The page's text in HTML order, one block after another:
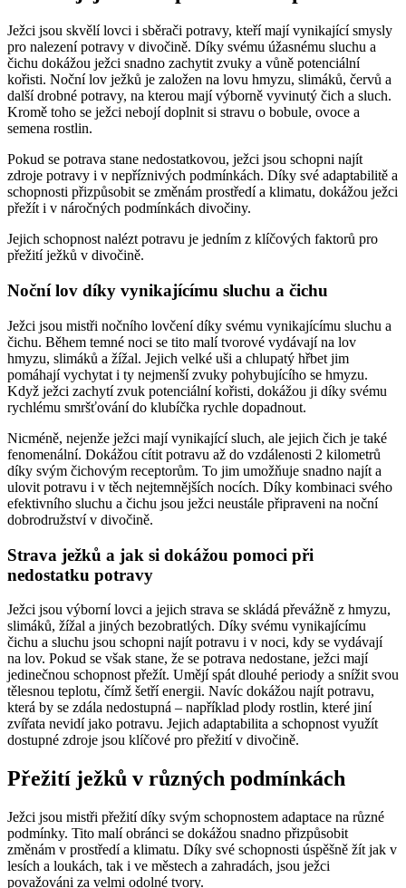
Ježci jsou skvělí lovci i sběrači potravy, kteří mají vynikající smysly
pro nalezení potravy v divočině. Díky svému úžasnému sluchu a
čichu dokážou ježci snadno zachytit zvuky a vůně potenciální
kořisti. Noční lov ježků je založen na lovu hmyzu, slimáků, červů a
další drobné potravy, na kterou mají výborně vyvinutý čich a sluch.
Kromě toho se ježci nebojí doplnit si stravu o bobule, ovoce a
semena rostlin.
Pokud se potrava stane nedostatkovou, ježci jsou schopni najít
zdroje potravy i v nepříznivých podmínkách. Díky své adaptabilitě a
schopnosti přizpůsobit se změnám prostředí a klimatu, dokážou ježci
přežít i v náročných podmínkách divočiny.
Jejich schopnost nalézt potravu je jedním z klíčových faktorů pro
přežití ježků v divočině.
Noční lov díky vynikajícímu sluchu a čichu
Ježci jsou mistři nočního lovčení díky svému vynikajícímu sluchu a
čichu. Během temné noci se tito malí tvorové vydávají na lov
hmyzu, slimáků a žížal. Jejich velké uši a chlupatý hřbet jim
pomáhají vychytat i ty nejmenší zvuky pohybujícího se hmyzu.
Když ježci zachytí zvuk potenciální kořisti, dokážou ji díky svému
rychlému smršťování do klubíčka rychle dopadnout.
Nicméně, nejenže ježci mají vynikající sluch, ale jejich čich je také
fenomenální. Dokážou cítit potravu až do vzdálenosti 2 kilometrů
díky svým čichovým receptorům. To jim umožňuje snadno najít a
ulovit potravu i v těch nejtemnějších nocích. Díky kombinaci svého
efektivního sluchu a čichu jsou ježci neustále připraveni na noční
dobrodružství v divočině.
Strava ježků a jak si dokážou pomoci při
nedostatku potravy
Ježci jsou výborní lovci a jejich strava se skládá převážně z hmyzu,
slimáků, žížal a jiných bezobratlých. Díky svému vynikajícímu
čichu a sluchu jsou schopni najít potravu i v noci, kdy se vydávají
na lov. Pokud se však stane, že se potrava nedostane, ježci mají
jedinečnou schopnost přežít. Umějí spát dlouhé periody a snížit svou
tělesnou teplotu, čímž šetří energii. Navíc dokážou najít potravu,
která by se zdála nedostupná – například plody rostlin, které jiní
zvířata nevidí jako potravu. Jejich adaptabilita a schopnost využít
dostupné zdroje jsou klíčové pro přežití v divočině.
Přežití ježků v různých podmínkách
Ježci jsou mistři přežití díky svým schopnostem adaptace na různé
podmínky. Tito malí obránci se dokážou snadno přizpůsobit
změnám v prostředí a klimatu. Díky své schopnosti úspěšně žít jak v
lesích a loukách, tak i ve městech a zahradách, jsou ježci
považováni za velmi odolné tvory.